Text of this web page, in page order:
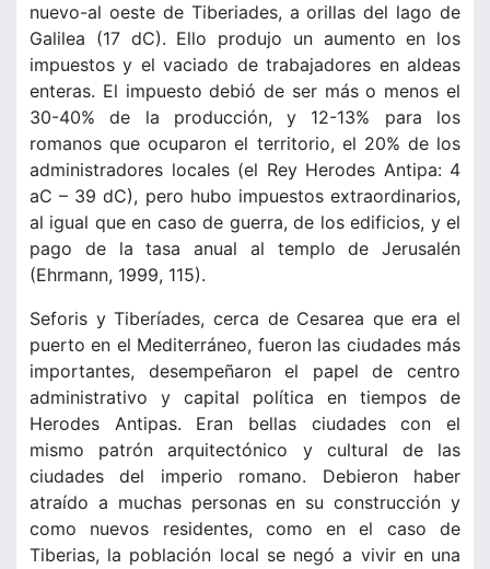
nuevo-al oeste de Tiberiades, a orillas del lago de
Galilea (17 dC). Ello produjo un aumento en los
impuestos y el vaciado de trabajadores en aldeas
enteras. El impuesto debió de ser más o menos el
30-40% de la producción, y 12-13% para los
romanos que ocuparon el territorio, el 20% de los
administradores locales (el Rey Herodes Antipa: 4
aC – 39 dC), pero hubo impuestos extraordinarios,
al igual que en caso de guerra, de los edificios, y el
pago de la tasa anual al templo de Jerusalén
(Ehrmann, 1999, 115).
Seforis y Tiberíades, cerca de Cesarea que era el
puerto en el Mediterráneo, fueron las ciudades más
importantes, desempeñaron el papel de centro
administrativo y capital política en tiempos de
Herodes Antipas. Eran bellas ciudades con el
mismo patrón arquitectónico y cultural de las
ciudades del imperio romano. Debieron haber
atraído a muchas personas en su construcción y
como nuevos residentes, como en el caso de
Tiberias, la población local se negó a vivir en una